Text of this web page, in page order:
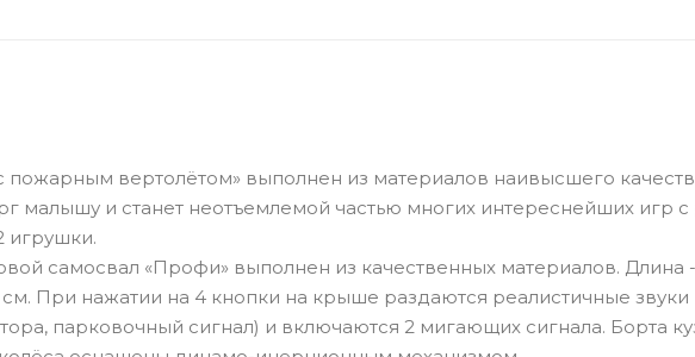
пожарным вертолётом» выполнен из материалов наивысшего
малышу и станет неотъемлемой частью многих интереснейших игр
игрушки.
самосвал «Профи» выполнен из качественных материалов. Длина
При нажатии на 4 кнопки на крыше раздаются реалистичные звуки
парковочный сигнал) и включаются 2 мигающих сигнала. Борта